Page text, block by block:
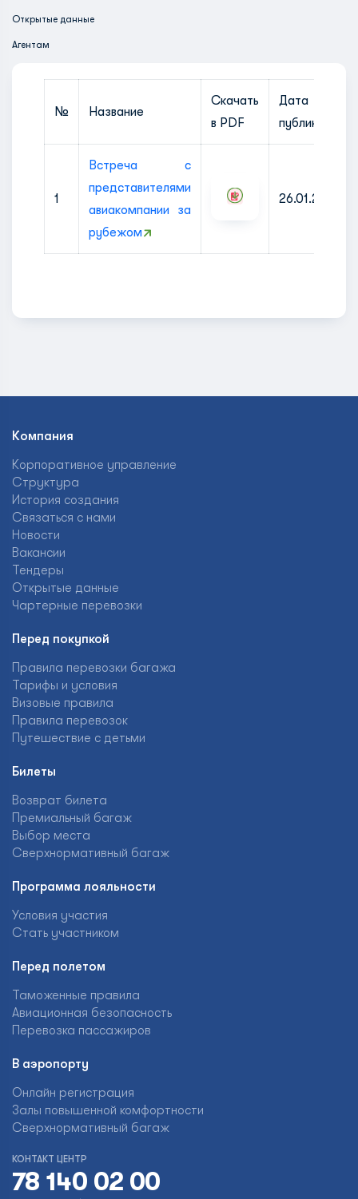
Открытые данные
Агентам
№ Название
Скачать
в PDF
Дата
публикации
1
Встреча с
представителями
авиакомпании за
рубежом
26.01.2024
Компания
Корпоративное управление
Структура
История создания
Связаться с нами
Новости
Вакансии
Тендеры
Открытые данные
Чартерные перевозки
Перед покупкой
Правила перевозки багажа
Тарифы и условия
Визовые правила
Правила перевозок
Путешествие с детьми
Билеты
Возврат билета
Премиальный багаж
Выбор места
Сверхнормативный багаж
Программа лояльности
Условия участия
Стать участником
Перед полетом
Таможенные правила
Авиационная безопасность
Перевозка пассажиров
В аэропорту
Онлайн регистрация
Залы повышенной комфортности
Сверхнормативный багаж
КОНТАКТ ЦЕНТР
78 140 02 00